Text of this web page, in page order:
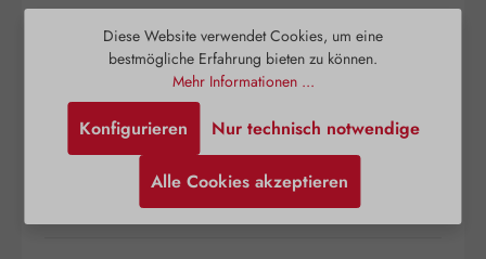
Beschreibung
Schneckensirup aus der Wegschnecke
unterstützt nicht nur die körpereigene
Immunabwehr, sondern dient zur gezielten
Mehr
Bewertungen
Diese Website verwendet Cookies, um eine
bestmögliche Erfahrung bieten zu können.
Mehr Informationen ...
Nur technisch notwendige
Konfigurieren
Alle Cookies akzeptieren